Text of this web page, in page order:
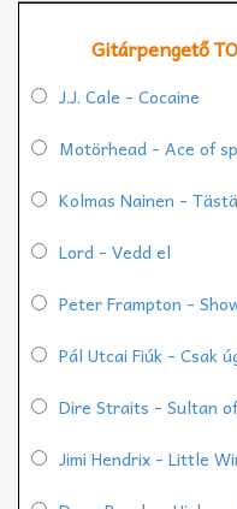
Gitárpengető
J.J. Cale - Cocaine
Motörhead - Ace of
Kolmas Nainen -
Lord - Vedd el
Peter Frampton -
Pál Utcai Fiúk - Csak
Dire Straits - Sultan
Jimi Hendrix - Little